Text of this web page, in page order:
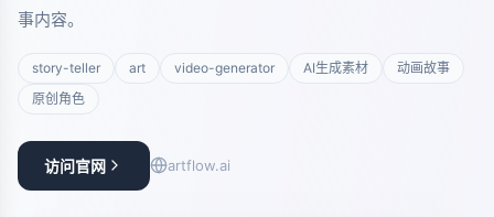
事内容。
story-teller art video-generator AI生成素材
动画故事
原创角色
访问官网 artflow.ai